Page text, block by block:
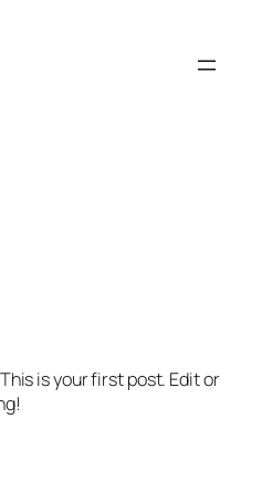
is your first post. Edit or